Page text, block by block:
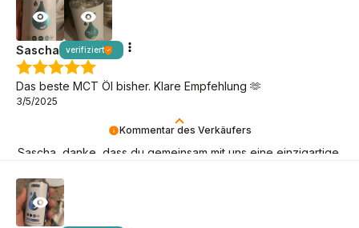
Kommentar des Verkäufers
Sascha, danke, dass du gemeinsam mit uns eine einzigartige
Sascha verifiziert
Das beste MCT Öl bisher. Klare Empfehlung 🫶
3/5/2025